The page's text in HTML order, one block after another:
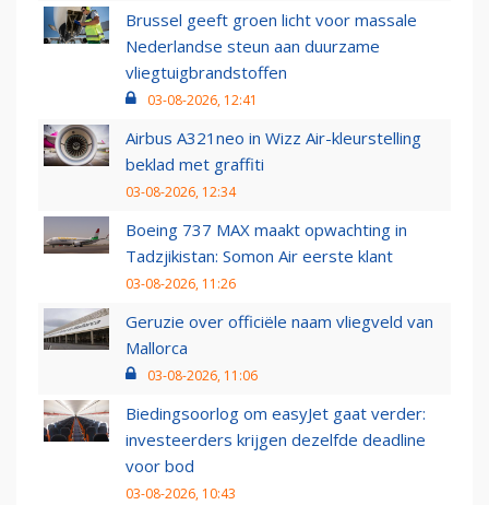
Brussel geeft groen licht voor massale
Nederlandse steun aan duurzame
vliegtuigbrandstoffen
03-08-2026, 12:41
Airbus A321neo in Wizz Air-kleurstelling
beklad met graffiti
03-08-2026, 12:34
Boeing 737 MAX maakt opwachting in
Tadzjikistan: Somon Air eerste klant
03-08-2026, 11:26
Geruzie over officiële naam vliegveld van
Mallorca
03-08-2026, 11:06
Biedingsoorlog om easyJet gaat verder:
investeerders krijgen dezelfde deadline
voor bod
03-08-2026, 10:43